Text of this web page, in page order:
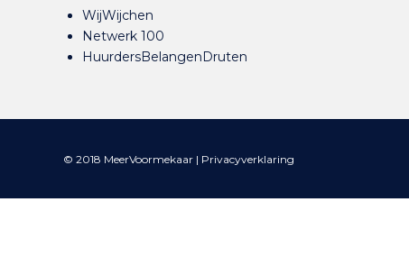
WijWijchen
Netwerk 100
HuurdersBelangenDruten
© 2018 MeerVoormekaar | Privacyverklaring